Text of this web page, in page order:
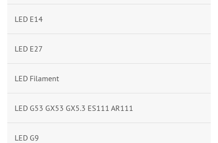
LED E14
LED E27
LED Filament
LED G53 GX53 GX5.3 ES111 AR111
LED G9